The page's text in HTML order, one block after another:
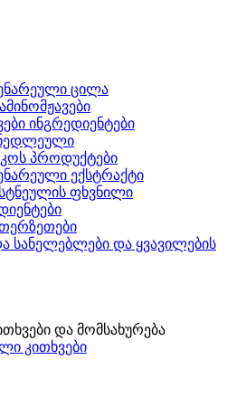
ცილა
ინგრედიენტები
პროდუქტები
ექსტრაქტი
ფხვნილი
სანელებლები და ყვავილების
და მომსახურება
კითხვები